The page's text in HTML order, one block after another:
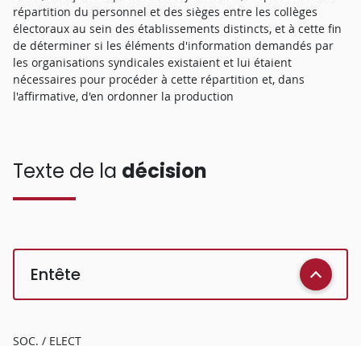
répartition du personnel et des sièges entre les collèges
électoraux au sein des établissements distincts, et à cette fin
de déterminer si les éléments d'information demandés par
les organisations syndicales existaient et lui étaient
nécessaires pour procéder à cette répartition et, dans
l'affirmative, d'en ordonner la production
Texte de la décision
Entête
SOC. / ELECT